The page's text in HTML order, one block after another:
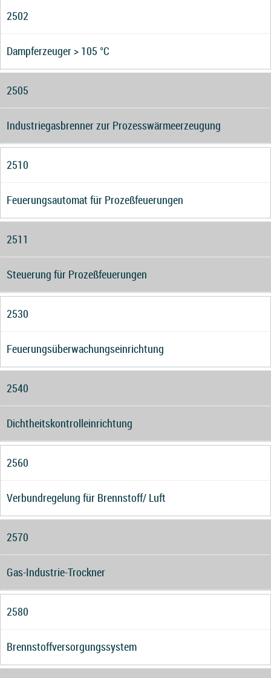
2502
Dampferzeuger > 105 °C
2505
Industriegasbrenner zur Prozesswärmeerzeugung
2510
Feuerungsautomat für Prozeßfeuerungen
2511
Steuerung für Prozeßfeuerungen
2530
Feuerungsüberwachungseinrichtung
2540
Dichtheitskontrolleinrichtung
2560
Verbundregelung für Brennstoff/ Luft
2570
Gas-Industrie-Trockner
2580
Brennstoffversorgungssystem